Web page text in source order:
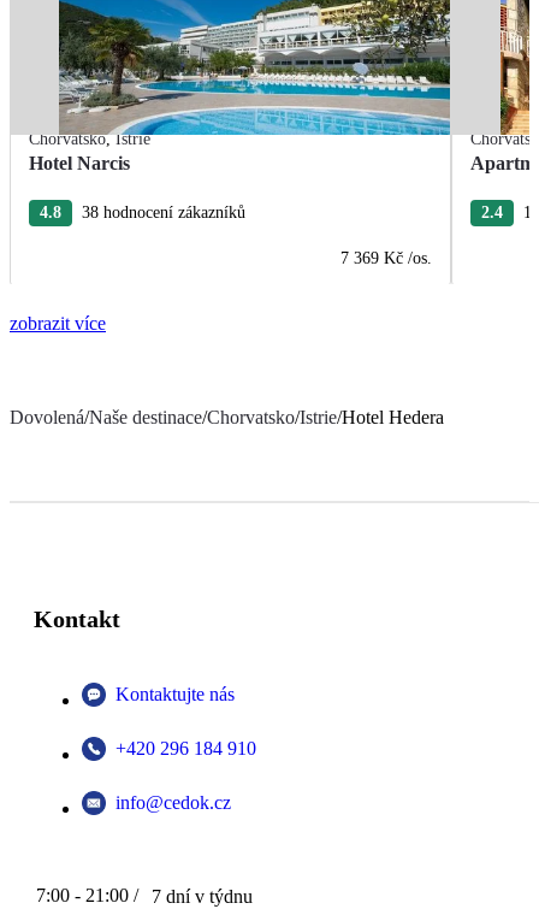
Chorvatsko,Istrie
Hotel Narcis
4.8 38 hodnocení zákazníků
7 369 Kč /os.
2.4
zobrazit více
Dovolená/Naše destinace/Chorvatsko/Istrie/Hotel Hedera
Kontakt
Kontaktujte nás
+420 296 184 910
info@cedok.cz
7:00 - 21:00 / 7 dní v týdnu